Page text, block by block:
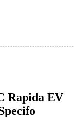
Rapida EV